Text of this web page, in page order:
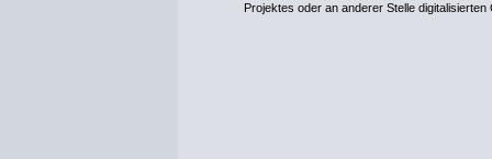
Projektes oder an anderer Stelle digitalisierten